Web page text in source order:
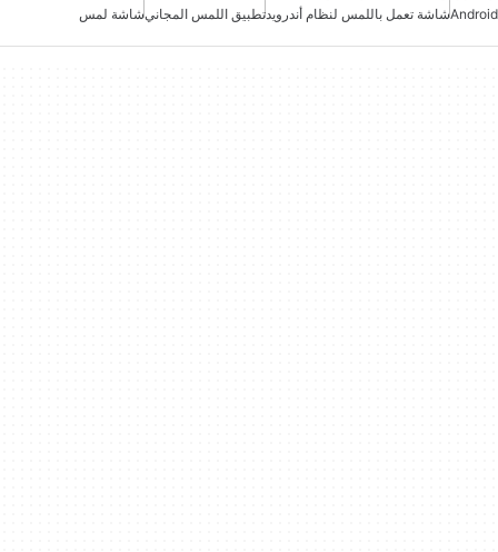
Androidشاشة تعمل باللمس لنظام أندرويدتطبيق اللمس المجانيشاشة لمس